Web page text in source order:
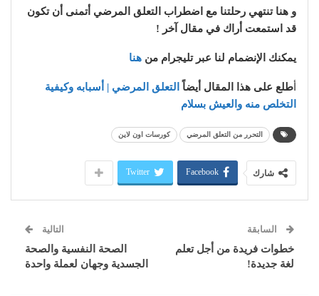
و هنا تنتهي رحلتنا مع اضطراب التعلق المرضي أتمنى أن تكون
قد استمعت أراك في مقال آخر !
يمكنك الإنضمام لنا عبر تليجرام من هنا
طلع على هذا المقال أيضاً
التعلق المرضي | أسبابه وكيفية
التخلص منه والعيش بسلام
التحرر من التعلق المرضي كورسات اون لاين
شارك Facebook
Twitter
السابقة
خطوات فريدة من أجل تعلم
لغة جديدة!
التالية
الصحة النفسية والصحة
الجسدية وجهان لعملة واحدة